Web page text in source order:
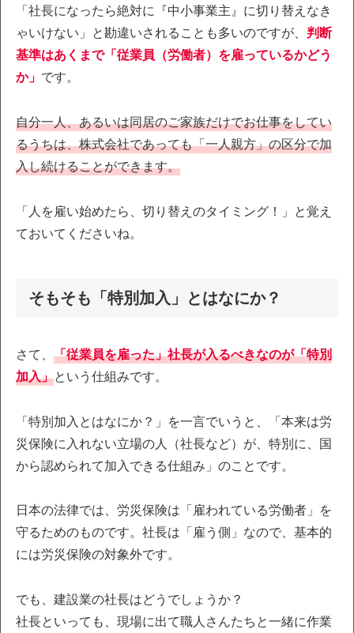
「社長になったら絶対に『中小事業主』に切り替えなき
ゃいけない」と勘違いされることも多いのですが、 判断
基準はあくまで「従業員（労働者）を雇っているかどう
か」 です。
自分一人、あるいは同居のご家族だけでお仕事をしてい
るうちは、株式会社であっても「一人親方」の区分で加
入し続けることができます。
「人を雇い始めたら、切り替えのタイミング！」と覚え
ておいてくださいね。
そもそも「特別加入」とはなにか？
さて、 「従業員を雇った」社長が入るべきなのが「特別
加入」という仕組みです。
「特別加入とはなにか？」を一言でいうと、「本来は労
災保険に入れない立場の人（社長など）が、特別に、国
から認められて加入できる仕組み」のことです。
日本の法律では、労災保険は「雇われている労働者」を
守るためのものです。社長は「雇う側」なので、基本的
には労災保険の対象外です。
でも、建設業の社長はどうでしょうか？
社長といっても、現場に出て職人さんたちと一緒に作業